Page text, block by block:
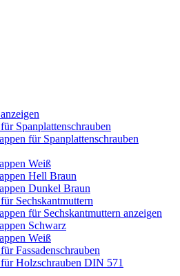
Spanplattenschrauben
für Spanplattenschrauben
Weiß
Hell Braun
Dunkel Braun
Sechskantmuttern
für Sechskantmuttern anzeigen
Schwarz
Weiß
Fassadenschrauben
Holzschrauben DIN 571